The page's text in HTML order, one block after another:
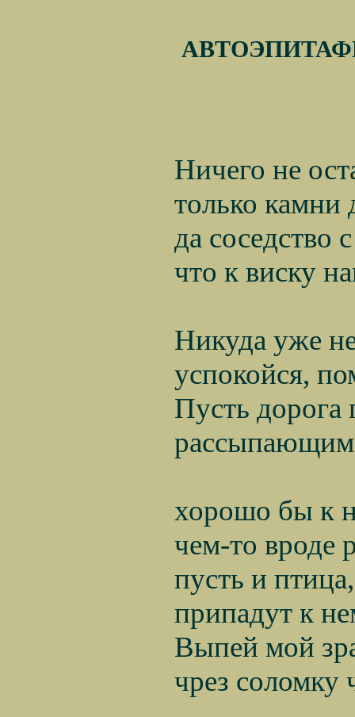
Ничего не
только камни
да соседство с
что к виску
Никуда уже не
успокойся,
Пусть дорога
хорошо бы к
чем-то вроде
пусть и птица,
припадут к
Выпей мой
чрез соломку